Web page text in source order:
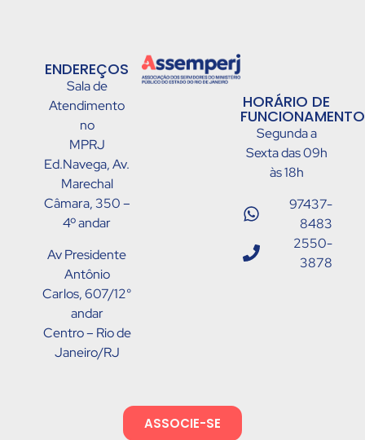
ENDEREÇOS
Sala de
Atendimento
no
MPRJ
Ed.Navega, Av.
Marechal
Câmara, 350 –
4º andar
Av Presidente
Antônio
Carlos, 607/12°
andar
Centro – Rio de
Janeiro/RJ
HORÁRIO DE
Segunda a
Sexta das 09h
às 18h
97437-
8483
2550-
3878
ASSOCIE-SE